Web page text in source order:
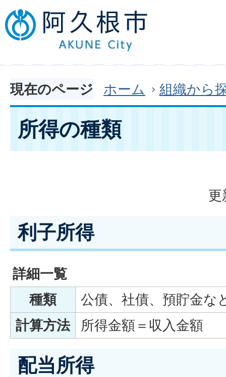
現在のページ ホーム 組織から
所得の種類
更
利子所得
詳細一覧
種類
公債、社債、預貯金な
計算方法
所得金額＝収入金額
配当所得